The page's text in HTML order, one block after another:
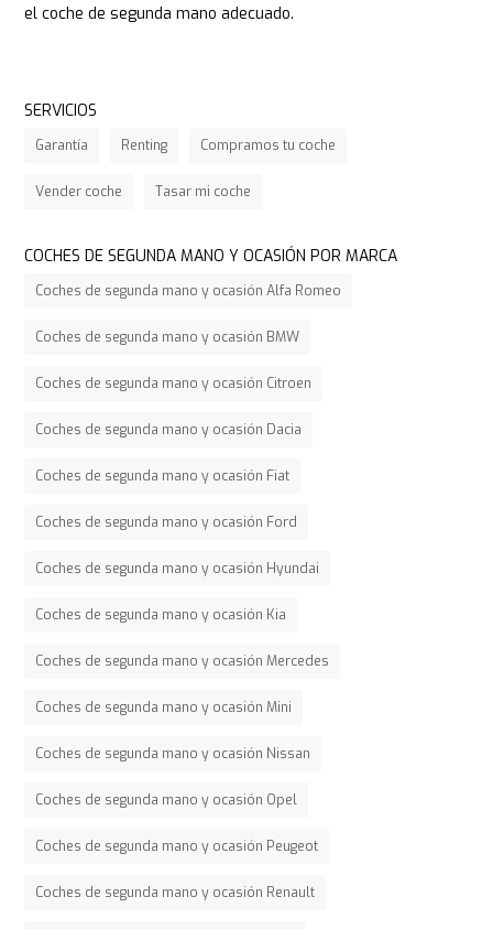
el coche de segunda mano adecuado.
SERVICIOS
Garantía Renting Compramos tu coche
Vender coche Tasar mi coche
COCHES DE SEGUNDA MANO Y OCASIÓN POR MARCA
Coches de segunda mano y ocasión Alfa Romeo
Coches de segunda mano y ocasión BMW
Coches de segunda mano y ocasión Citroen
Coches de segunda mano y ocasión Dacia
Coches de segunda mano y ocasión Fiat
Coches de segunda mano y ocasión Ford
Coches de segunda mano y ocasión Hyundai
Coches de segunda mano y ocasión Kia
Coches de segunda mano y ocasión Mercedes
Coches de segunda mano y ocasión Mini
Coches de segunda mano y ocasión Nissan
Coches de segunda mano y ocasión Opel
Coches de segunda mano y ocasión Peugeot
Coches de segunda mano y ocasión Renault